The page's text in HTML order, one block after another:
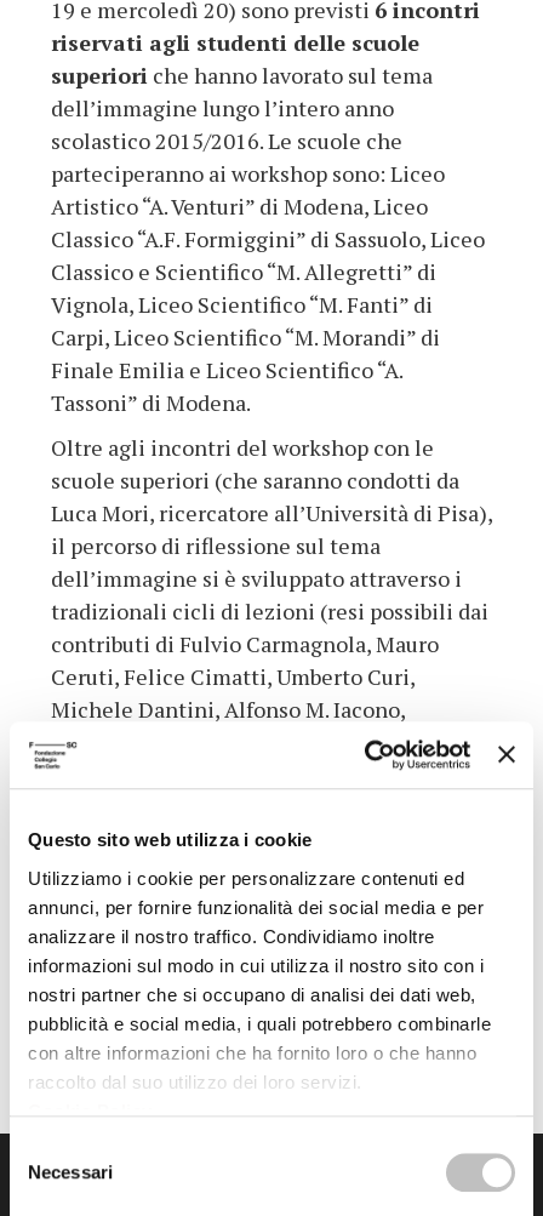
Questo sito web utilizza i cookie
Utilizziamo i cookie per personalizzare contenuti ed
annunci, per fornire funzionalità dei social media e per
analizzare il nostro traffico. Condividiamo inoltre
informazioni sul modo in cui utilizza il nostro sito con i
nostri partner che si occupano di analisi dei dati web,
pubblicità e social media, i quali potrebbero combinarle
con altre informazioni che ha fornito loro o che hanno
raccolto dal suo utilizzo dei loro servizi.
delNecessari
19 e mercoledì 20) sono previsti 6 incontri
riservati agli studenti delle scuole
superiori che hanno lavorato sul tema
dell’immagine lungo l’intero anno
scolastico 2015/2016. Le scuole che
parteciperanno ai workshop sono: Liceo
Artistico “A. Venturi” di Modena, Liceo
Classico “A.F. Formiggini” di Sassuolo, Liceo
Classico e Scientifico “M. Allegretti” di
Vignola, Liceo Scientifico “M. Fanti” di
Carpi, Liceo Scientifico “M. Morandi” di
Finale Emilia e Liceo Scientifico “A.
Tassoni” di Modena.
Oltre agli incontri del workshop con le
scuole superiori (che saranno condotti da
Luca Mori, ricercatore all’Università di Pisa),
il percorso di riflessione sul tema
dell’immagine si è sviluppato attraverso i
tradizionali cicli di lezioni (resi possibili dai
contributi di Fulvio Carmagnola, Mauro
Ceruti, Felice Cimatti, Umberto Curi,
Michele Dantini, Alfonso M. Iacono,
Maddalena Mazzocut-Mis, Anna Ottani
Cavina, Emanuela Scribano, Michele
Spinicci).
Programma workshop
Torna all'archivio delle notizie
Pubblicata da: Centro Culturale il 11-03-2016